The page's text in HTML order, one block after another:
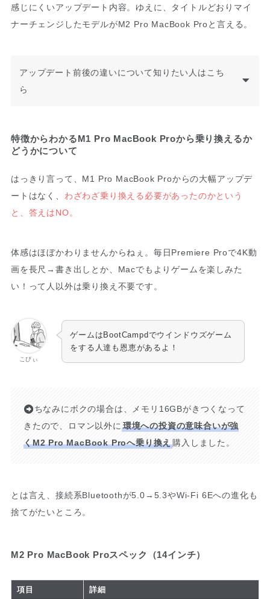
感じにくいアップデート内容。ゆえに、タイトルどおりマイ
ナーチェンジしたモデルがM2 Pro MacBook Proと言える。
アップデート前後の違いについて知りたい人はこち
ら
特徴からわかるM1 Pro MacBook Proから乗り換えるか
どうかについて
はっきり言って、M1 Pro MacBook Proからの大幅アップデ
ートはなく、 わざわざ乗り換える必要があったのかという
と、答えはNO。
体感はほぼかわりませんからねぇ。毎日Premiere Proで4K動
画を長尺→書き出しとか、Macでもよりゲームを楽しみた
い！って人以外は乗り換え不要です。
こびぃ
ゲームはBootCampdでウインドウズゲーム
をする人達も恩恵があるよ！
ちなみにボクの場合は、メモリ16GBがきつくなって
きたので、ロマン以外に 環境への投資の意味合いが強
くM2 Pro MacBook Proへ乗り換え購入しました。
とは言え、接続系Bluetoothが5.0→5.3やWi-Fi 6Eへの進化も
捨てがたいところ。
M2 Pro MacBook Proスペック（14インチ）
項目 詳細